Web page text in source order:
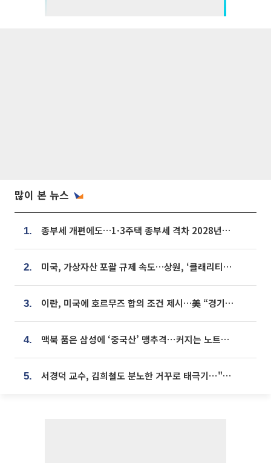
많이 본 뉴스
1. 종부세 개편에도…1·3주택 종부세 격차 2028년부터 확대
2. 미국, 가상자산 포괄 규제 속도…상원, ‘클래리티법’ 9월 절차투표 추진
3. 이란, 미국에 호르무즈 합의 조건 제시…美 “경기 아직 안 끝나” [종합]
4. 맥북 품은 삼성에 ‘중국산’ 맹추격⋯커지는 노트북 OLED 시장
5. 서경덕 교수, 김희철도 분노한 거꾸로 태극기⋯"엉터리는 아냐, 아쉬울 뿐"